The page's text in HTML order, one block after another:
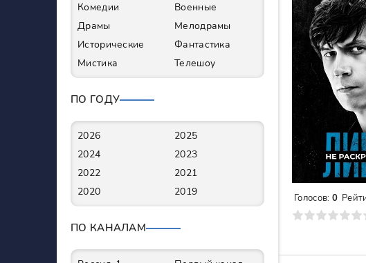
Голосов: 0
7 8 9 10
Комедии
Военные
Драмы
Мелодрамы
Исторические
Фантастика
Мистика
Телешоу
ПО ГОДУ
2026
2025
2024
2023
2022
2021
2020
2019
ПО КАНАЛАМ